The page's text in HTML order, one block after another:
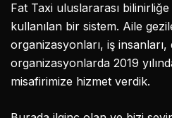
Fat Taxi uluslararası bilinirliğe
kullanılan bir sistem. Aile
organizasyonları, iş
organizasyonlarda 2019
misafirimize hizmet verdik.